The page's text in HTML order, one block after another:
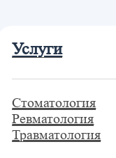
Услуги
Стоматология
Ревматология
Травматология